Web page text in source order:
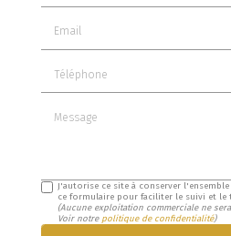
J'autorise ce site à conserver
ce formulaire pour faciliter le suivi et le
(Aucune exploitation commerciale ne
Voir notre politique de confidentialité)